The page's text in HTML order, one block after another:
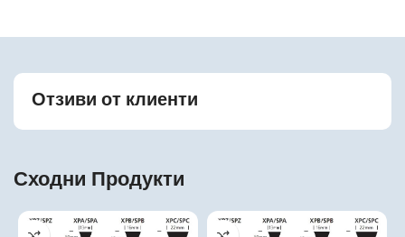
Отзиви от клиенти
Сходни Продукти